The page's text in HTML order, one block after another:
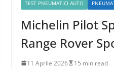
TEST PNEUMATICI AUTO
Michelin Pilot
Range Rover
11 Aprile 2026 15 min read